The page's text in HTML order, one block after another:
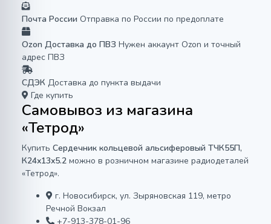
Почта России Отправка по России по предоплате
Ozon Доставка до ПВЗ Нужен аккаунт Ozon и точный
адрес ПВЗ
СДЭК Доставка до пункта выдачи
Где купить
Самовывоз из магазина
«Тетрод»
Купить Сердечник кольцевой альсиферовый ТЧК55П,
К24x13x5.2 можно в розничном магазине радиодеталей
«Тетрод».
г. Новосибирск, ул. Зыряновская 119, метро
Речной Вокзал
+7-913-378-01-96